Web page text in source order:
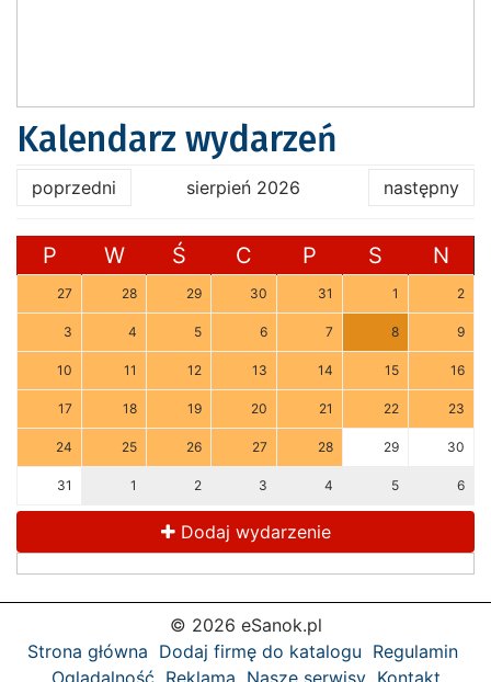
Kalendarz wydarzeń
poprzedni sierpień 2026 następny
P W Ś C P S N
27 28 29 30 31 1 2
3 4 5 6 7 8 9
10 11 12 13 14 15 16
17 18 19 20 21 22 23
24 25 26 27 28 29 30
31 1 2 3 4 5 6
Dodaj wydarzenie
© 2026 eSanok.pl
Strona główna Dodaj firmę do katalogu Regulamin
Oglądalność Reklama Nasze serwisy Kontakt